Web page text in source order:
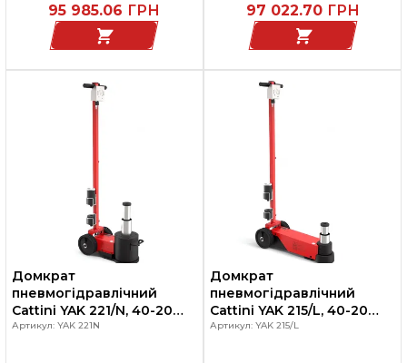
95 985.06 ГРН 97 022.70 ГРН
Домкрат
пневмогідравлічний
Cattini YAK 221/N, 40-20
тон, для вантажних
Артикул: YAK 221N
Домкрат
пневмогідравлічний
Cattini YAK 215/L, 40-20
тон, для вантажних
Артикул: YAK 215/L